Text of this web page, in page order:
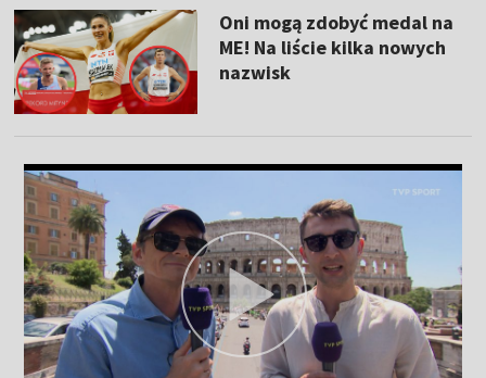
Oni mogą zdobyć medal na
ME! Na liście kilka nowych
nazwisk